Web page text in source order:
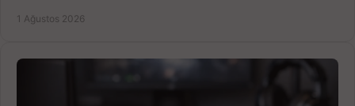
1 Ağustos 2026